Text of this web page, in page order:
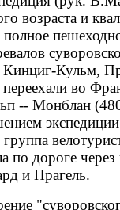
возраста и
Кинциг-Кульм,
переехали во
-- Монблан
группа
по дороге
и Прагель.